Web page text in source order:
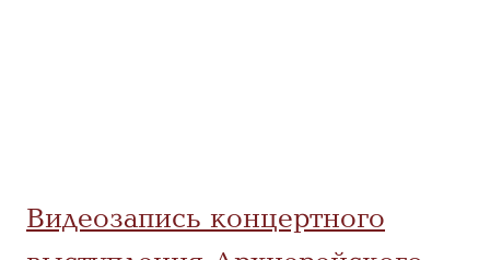
Видеозапись концертного